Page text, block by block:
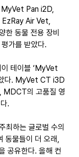
Pan i2D,
Air Vet,
동물 전용 장비
가를 받았다.
테이블 ‘MyVet
다. MyVet CT i3D
MDCT의 고품질 영
.
최하는 글로벌 수의
동물들이 더 오래,
공유한다. 올해 컨